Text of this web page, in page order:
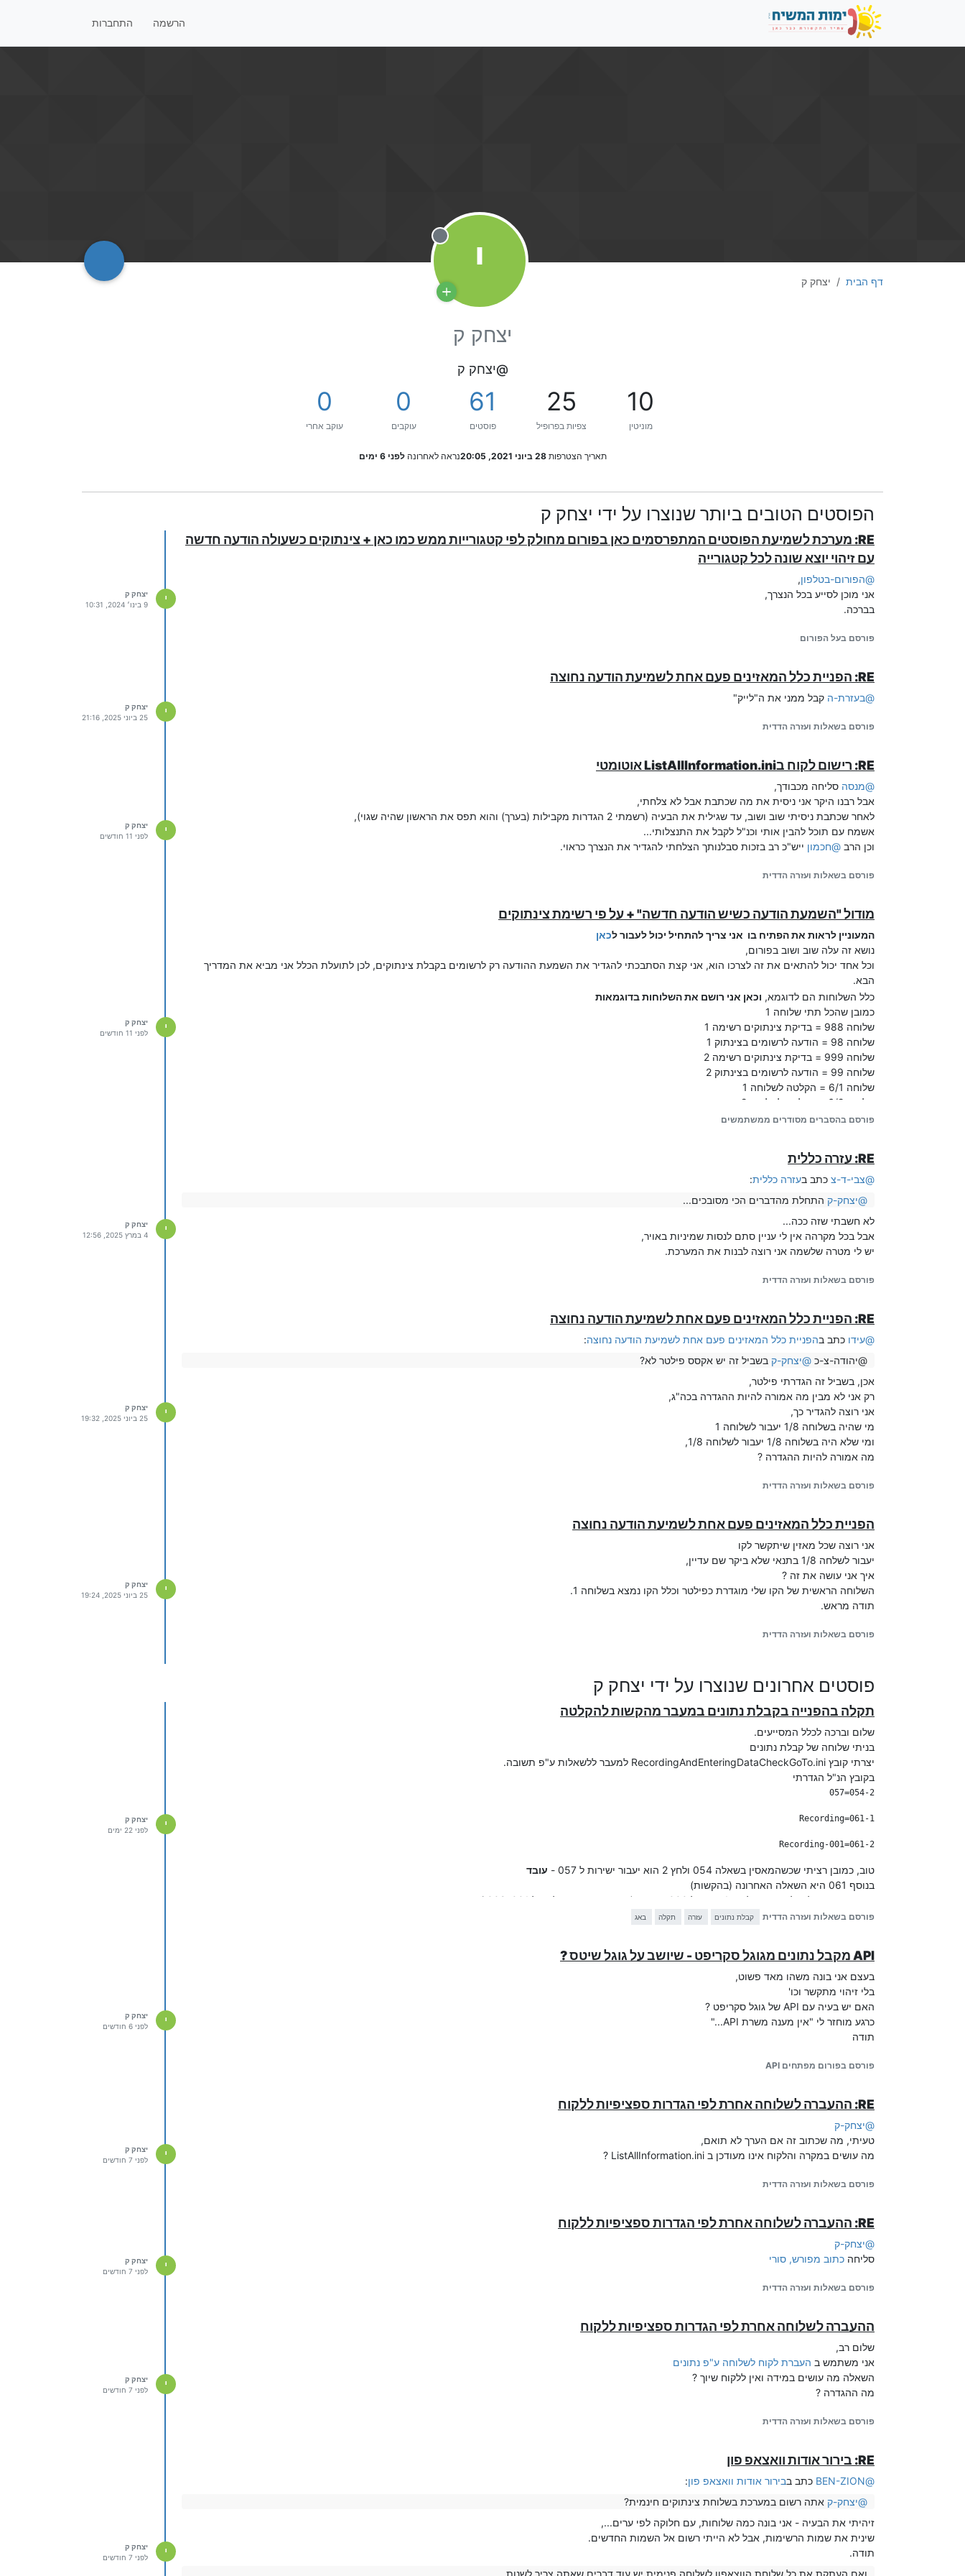
הרשמה התחברות
דף הבית יצחק ק י מנותק
יצחק ק
@יצחק ק
10
מוניטין
25
צפיות בפרופיל
61
פוסטים
0
עוקבים
0
עוקב אחרי
תאריך הצטרפות 28 ביוני 2021, 20:05 נראה לאחרונה לפני 6 ימים
הפוסטים הטובים ביותר שנוצרו על ידי יצחק ק
RE: מערכת לשמיעת הפוסטים המתפרסמים כאן בפורום מחולק לפי קטגורייות ממש כמו כאן + צינתוקים כשעולה הודעה חדשה
עם זיהוי יוצא שונה לכל קטגורייה
@הפורום-בטלפון,
אני מוכן לסייע בכל הנצרך,
בברכה.
פורסם בעל הפורום
י
יצחק ק
9 בינו׳ 2024, 10:31
RE: הפניית כלל המאזינים פעם אחת לשמיעת הודעה נחוצה
@בעזרת-ה קבל ממני את ה"לייק"
פורסם בשאלות ועזרה הדדית
י
יצחק ק
25 ביוני 2025, 21:16
RE: רישום לקוח בListAllInformation.ini אוטומטי
@מנסה סליחה מכבודך,
אבל רבנו היקר אני ניסית את מה שכתבת אבל לא צלחתי,
לאחר שכתבת ניסיתי שוב ושוב, עד שגילית את הבעיה (רשמתי 2 הגדרות מקבילות (בערך) והוא תפס את הראשון שהיה שגוי),
אשמח עם תוכל להבין אותי וכנ"ל לקבל את התנצלותי...
וכן הרב @חכמון ייש"כ רב בזכות סבלנותך הצלחתי להגדיר את הנצרך כראוי.
פורסם בשאלות ועזרה הדדית
י
יצחק ק
לפני 11 חודשים
מודול "השמעת הודעה כשיש הודעה חדשה" + על פי רשימת צינתוקים
המעוניין לראות את הפתיח בו אני צריך להתחיל יכול לעבור לכאן
נושא זה עלה שוב ושוב בפורום,
וכל אחד יכול להתאים את זה לצרכו הוא, אני קצת הסתבכתי להגדיר את השמעת ההודעה רק לרשומים בקבלת צינתוקים, לכן לתועלת הכלל אני מביא את המדריך
הבא.
כלל השלוחות הם לדוגמא, וכאן אני רושם את השלוחות בדוגמאות
כמובן שהכל תתי שלוחה 1
שלוחה 988 = בדיקת צינתוקים רשימה 1
שלוחה 98 = הודעה לרשומים בצינתוק 1
שלוחה 999 = בדיקת צינתוקים רשימה 2
שלוחה 99 = הודעה לרשומים בצינתוק 2
שלוחה 6/1 = הקלטה לשלוחה 1
שלוחה 6/2 = הקלטה לשלוחה 2
Spoiler
הגדרה להפניה:
go_to_from_tzintuk_not_found=/1
שלב א'
title=יש לך הודעה (3)
בשלוחה 999 נגדיר כך
go_to_from_tzintuk_not_found=/1
בשלוחה 98 ו 99 נעשה שלוחת השמעת קבצים עם פילטר לכניסה פעם אחת לשלוחה,
אבל שימו לב אנחנו רוצים שמי שרשום בשתי רשימות יקבל התרעה על שתיהם,
לכן בשלוחה הראשונה שנבדקת (98) נגדיר
access_filter_no_goto=/1/999
בשלוחה 99 נגדיר בלי תנאים (כי אם הוא לא יצליח להכנס הוא יופנה אוטומטי לתפריט)
access_filter_1=h.*.*.*.*.*.*.1.*.none
שלב ב'
אלו ההגדרות הנצרכות
ב' (הפעלת צינתוק לרשימה 1)
tzintuk_end=/1/6/333
ג' (מעבר לאיפוס הפילטר)
access_filter_delete_goto=/
כנ"ל בשלוחת ההקלטות השניה.
למען האמת
פורסם בהסברים מסודרים ממשתמשים
י
יצחק ק
לפני 11 חודשים
RE: עזרה כללית
@צבי-ד-צ כתב בעזרה כללית:
@יצחק-ק התחלת מהדברים הכי מסובכים...
לא חשבתי שזה ככה...
אבל בכל מקרהה אין לי עניין סתם לנסות שמיניות באויר,
יש לי מטרה שלשמה אני רוצה לבנות את המערכת.
פורסם בשאלות ועזרה הדדית
י
יצחק ק
4 במרץ 2025, 12:56
RE: הפניית כלל המאזינים פעם אחת לשמיעת הודעה נחוצה
@עידו כתב בהפניית כלל המאזינים פעם אחת לשמיעת הודעה נחוצה:
@יהודה-צ-כ @יצחק-ק בשביל זה יש אקסס פילטר לא?
אכן, בשביל זה הגדרתי פילטר,
רק אני לא מבין מה אמורה להיות ההגדרה בכה"ג,
אני רוצה להגדיר כך,
מי שהיה בשלוחה 1/8 יעבור לשלוחה 1
ומי שלא היה בשלוחה 1/8 יעבור לשלוחה 1/8,
מה אמורה להיות ההגדרה ?
פורסם בשאלות ועזרה הדדית
י
יצחק ק
25 ביוני 2025, 19:32
הפניית כלל המאזינים פעם אחת לשמיעת הודעה נחוצה
אני רוצה שכל מאזין שיתקשר לקו
יעבור לשלחה 1/8 בתנאי שלא ביקר שם עדיין,
איך אני עושה את זה ?
השלוחה הראשית של הקו שלי מוגדרת כפילטר וכלל הקו נמצא בשלוחה 1.
תודה מראש.
פורסם בשאלות ועזרה הדדית
י
יצחק ק
25 ביוני 2025, 19:24
פוסטים אחרונים שנוצרו על ידי יצחק ק
תקלה בהפנייה בקבלת נתונים במעבר מהקשות להקלטה
שלום וברכה לכלל המסייעים.
בניתי שלוחה של קבלת נתונים
יצרתי קובץ RecordingAndEnteringDataCheckGoTo.ini למעבר ללשאלות ע"פ תשובה.
בקובץ הנ"ל הגדרתי
061-2=Recording-001
טוב, כמובן רציתי שכשהמאסין בשאלה 054 ולחץ 2 הוא יעבור ישירות ל 057 -
עובד
בנוסף 061 היא השאלה האחרונה (בהקשות)
ורציתי שיעברו להקלטות, אם לחצו 1 יעבור ל 000 -
(אחר כך עוברים הלאה ל 001, 002.)
ורציתי שאם המאזין ילחץ בשאלה 061 על 2 הוא יעבור ישר ל001 - וזה לא עובד (אם המאזין לוחץ 2 הוא חוזר לתחילת השאלון).
פורסם בשאלות ועזרה הדדית קבלת נתונים עזרה תקלה באג
י
יצחק ק
לפני 22 ימים
API מקבל נתונים מגוגל סקריפט - שיושב על גוגל שיטס ?
בעצם אני בונה משהו מאד פשוט,
בלי זיהוי מתקשר וכו'
האם יש בעיה עם API של גוגל סקריפט ?
כרגע מוחזר לי "אין מענה משרת API..."
תודה
פורסם בפורום מפתחים API
י
יצחק ק
לפני 6 חודשים
RE: ההעברה לשלוחה אחרת לפי הגדרות ספציפיות ללקוח
@יצחק-ק
טעיתי, מה שכתוב זה אם הערך לא תואם,
מה עושים במקרה והלקוח אינו מעודכן ב ListAllInformation.ini ?
פורסם בשאלות ועזרה הדדית
י
יצחק ק
לפני 7 חודשים
RE: ההעברה לשלוחה אחרת לפי הגדרות ספציפיות ללקוח
@יצחק-ק
סליחה כתוב מפורש, סורי
פורסם בשאלות ועזרה הדדית
י
יצחק ק
לפני 7 חודשים
ההעברה לשלוחה אחרת לפי הגדרות ספציפיות ללקוח
שלום רב,
אני משתמש ב העברת לקוח לשלוחה ע"פ נתונים
השאלה מה עושים במידה ואין ללקוח שיוך ?
מה ההגדרה ?
פורסם בשאלות ועזרה הדדית
י
יצחק ק
לפני 7 חודשים
RE: בירור אודות וואצאפ פון
@
BEN-ZION כתב בבירור אודות וואצאפ פון:
@יצחק-ק אתה רשום במערכת בשלוחת צינתוקים חינמית?
זיהיתי את הבעיה - אני בונה כמה שלוחות, עם חלוקה לפי ערים...,
שינית את שמות הרשימות, אבל לא הייתי רשום אל השמות החדשים.
תודה.
ואם העתקת את כל שלוחת הווצאפון לשלוחה פנימית יש עוד דברים שאתה צריך לשנות
י
יצחק ק
לפני 7 חודשים